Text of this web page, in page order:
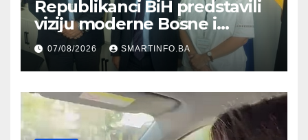
Republikanci BiH predstavili
viziju moderne Bosne i
Hercegovine ambasadoru
Njemačke
07/08/2026 SMARTINFO.BA